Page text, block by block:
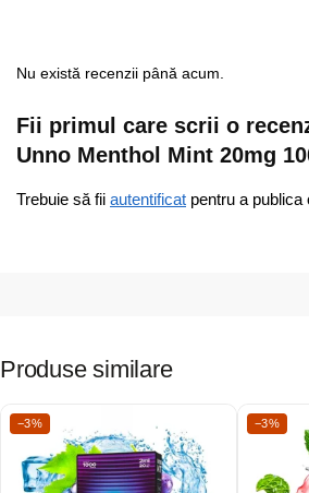
Nu există recenzii până acum.
Fii primul care scrii o
Unno Menthol Mint 20mg
Trebuie să fii autentificat pentru a publica
Produse similare
−3% −3%